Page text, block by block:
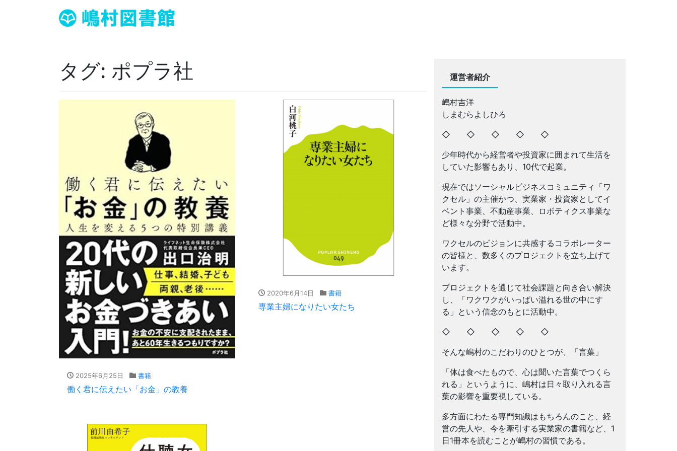
タグ: ポプラ社
2025年6月25日 書籍
働く君に伝えたい「お金」の教養
2020年6月14日 書籍
専業主婦になりたい女たち
運営者紹介
嶋村吉洋
しまむらよしひろ
◇ ◇ ◇ ◇ ◇
少年時代から経営者や投資家に囲まれて生活を
していた影響もあり、10代で起業。
現在ではソーシャルビジネスコミュニティ「ワ
クセル」の主催かつ、実業家・投資家としてイ
ベント事業、不動産事業、ロボティクス事業な
ど様々な分野で活動中。
ワクセルのビジョンに共感するコラボレーター
の皆様と、数多くのプロジェクトを立ち上げて
います。
プロジェクトを通じて社会課題と向き合い解決
し、「ワクワクがいっぱい溢れる世の中にす
る」という信念のもとに活動中。
◇ ◇ ◇ ◇ ◇
そんな嶋村のこだわりのひとつが、「言葉」
「体は食べたもので、心は聞いた言葉でつくら
れる」というように、嶋村は日々取り入れる言
葉の影響を重要視している。
多方面にわたる専門知識はもちろんのこと、経
営の先人や、今を牽引する実業家の書籍など、1
日1冊本を読むことが嶋村の習慣である。